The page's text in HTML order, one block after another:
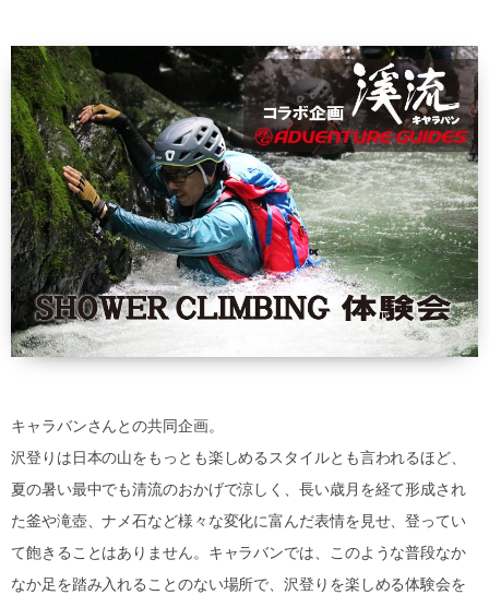
キャラバンさんとの共同企画。
沢登りは日本の山をもっとも楽しめるスタイルとも言われるほど、
夏の暑い最中でも清流のおかげで涼しく、長い歳月を経て形成され
た釜や滝壺、ナメ石など様々な変化に富んだ表情を見せ、登ってい
て飽きることはありません。キャラバンでは、このような普段なか
なか足を踏み入れることのない場所で、沢登りを楽しめる体験会を